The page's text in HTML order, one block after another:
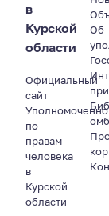
в
Курской
области
Официальный
сайт
по
правам
человека
в
Курской
области
Об